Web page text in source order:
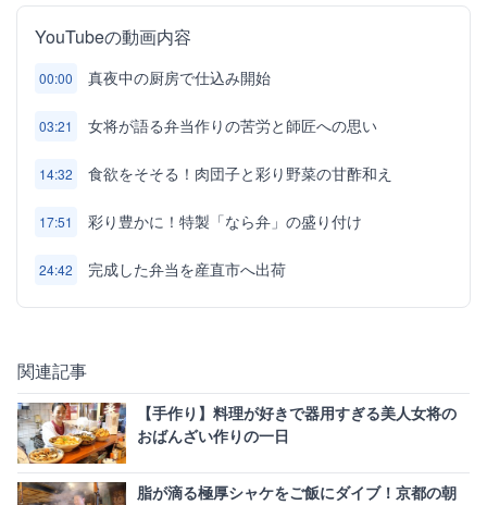
YouTubeの動画内容
00:00 真夜中の厨房で仕込み開始
03:21 女将が語る弁当作りの苦労と師匠への思い
14:32 食欲をそそる！肉団子と彩り野菜の甘酢和え
17:51 彩り豊かに！特製「なら弁」の盛り付け
24:42 完成した弁当を産直市へ出荷
関連記事
【手作り】料理が好きで器用すぎる美人女将の
おばんざい作りの一日
脂が滴る極厚シャケをご飯にダイブ！京都の朝